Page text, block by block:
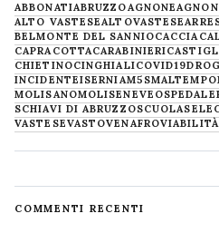
ABBONATIABRUZZOAGNONE
ALTO VASTESEALTOVASTESE
BELMONTE DEL SANNIOCACCIA
CAPRACOTTACARABINIERI
CHIETINOCINGHIALICOVID19
INCIDENTEISERNIAM5SMALTEMPO
MOLISANOMOLISENEVE OSPEDALE
SCHIAVI DI ABRUZZOSCUOLA
VASTESEVASTOVENAFROVIABILITÀ
COMMENTI RECENTI